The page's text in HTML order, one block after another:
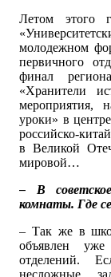
Летом этого
молодежном
первичного
финал
«Хранители
мероприятия,
уроки» в
российско-
в Великой
мировой…
– В
комнаты. Где
– Так же в
объявлен
отделений.